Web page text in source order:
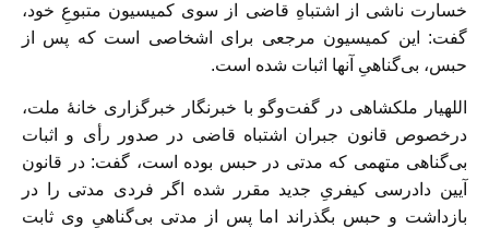
خسارت ناشی از اشتباهِ قاضی از سوی کمیسیون متبوعِ خود،
گفت: این کمیسیون مرجعی برای اشخاصی است که پس از
حبس، بی‌گناهیِ آنها اثبات شده است.
اللهیار ملکشاهی در گفت‌و‌گو با خبرنگار خبرگزاری خانهٔ ملت،
درخصوص قانون جبران اشتباه قاضی در صدور رأی و اثبات
بی‌گناهی متهمی که مدتی در حبس بوده است، گفت: در قانون
آیین دادرسی کیفریِ جدید مقرر شده اگر فردی مدتی را در
بازداشت و حبس بگذراند اما پس از مدتی بی‌گناهیِ وی ثابت